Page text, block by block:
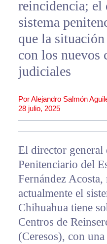
reincidencia; el
sistema
que la
con los nuevos
judiciales
Por Alejandro Salmón
28 julio, 2025
El director general
Penitenciario del
Fernández
actualmente el
Chihuahua tiene
Centros de
(Ceresos), con